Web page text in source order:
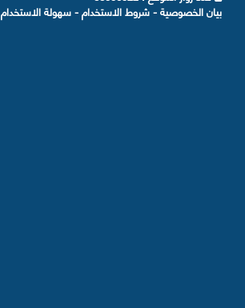
بيان الخصوصية-شروط الاستخدام-سهولة الاستخدام